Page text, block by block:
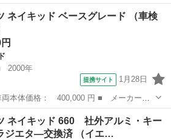
ネイキッド ■ グレード名： メモリ
アル５速車 ＣＤＭＤ アルミホイール
キッド
ネイキッド ベースグレード （車検
2000年
提携サイト 1月28日
ネイキッド ■ グレード名： ベース
■ ドア枚数： 5D ■ ミッション：
ッド
ネイキッド 660 社外アルミ・キー
ジエタ―交換済 （イエ…